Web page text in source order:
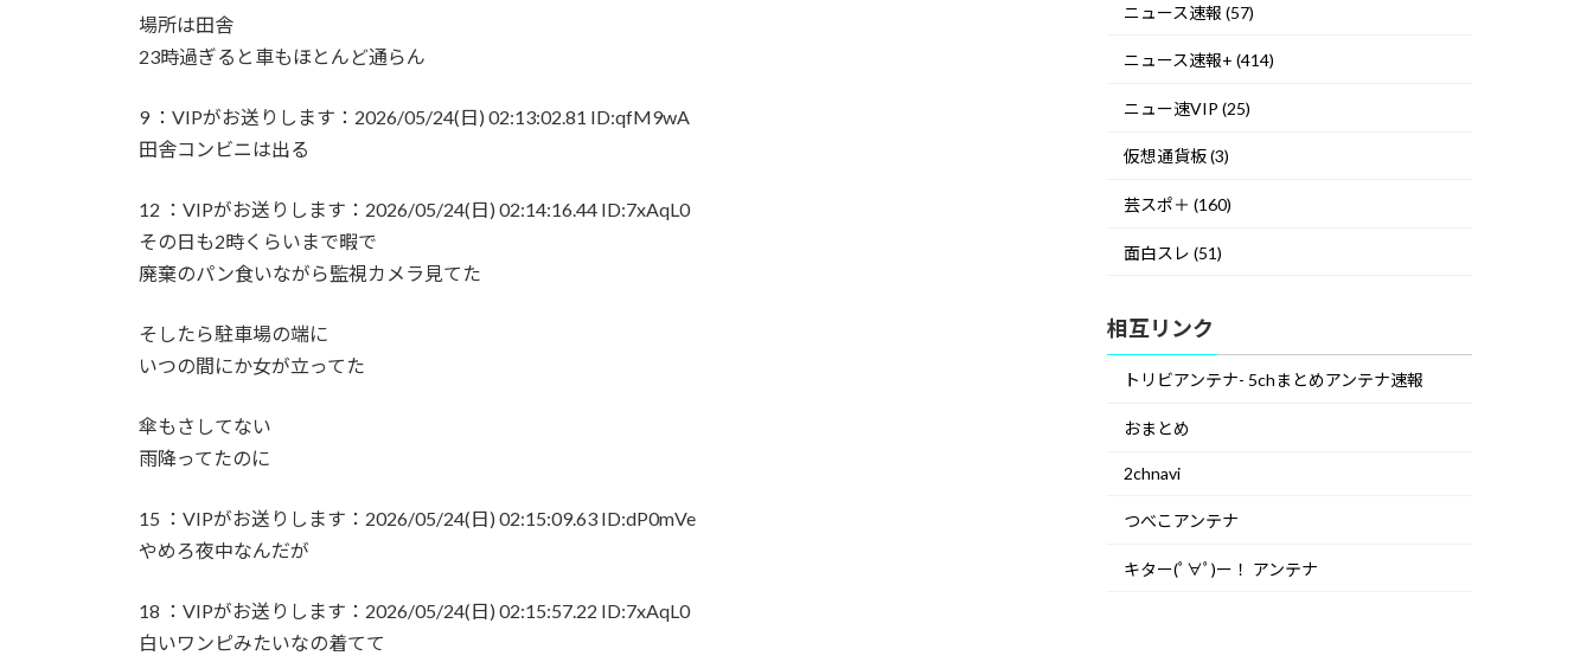
ひなーずでレゴランドに行く！
赤木野々花アナ おはよう日本【GIF動画あり】
あいみょん「私が乳出してるみたいな…きもすぎ」ネット上で出回るAI画像に苦言
【感謝】イコラブ人気メンバー・齋藤樹愛羅さんが『盛れ！ミ・アモーレ』を踊ってくださる
【ファッション】「同級生に笑われたことも」現役女子大生が「全身レギンス姿」で大学に通う理
由
【騒然】中西香菜さんの夫・福永活也さん「妻が出ていってしまいました」⇒真相発覚
粗品ってくっそ面白いのになんでジジイに嫌われてるんや？？？
プリズンブレイク、シーズン1を超えるドラマや映画世の中に存在しない説
場所は田舎
23時過ぎると車もほとんど通らん
9 ：VIPがお送りします：2026/05/24(日) 02:13:02.81 ID:qfM9wA
田舎コンビニは出る
12 ：VIPがお送りします：2026/05/24(日) 02:14:16.44 ID:7xAqL0
その日も2時くらいまで暇で
廃棄のパン食いながら監視カメラ見てた
そしたら駐車場の端に
いつの間にか女が立ってた
傘もさしてない
雨降ってたのに
15 ：VIPがお送りします：2026/05/24(日) 02:15:09.63 ID:dP0mVe
やめろ夜中なんだが
18 ：VIPがお送りします：2026/05/24(日) 02:15:57.22 ID:7xAqL0
白いワンピみたいなの着てて
ニュース速報 (57)
ニュース速報+ (414)
ニュー速VIP (25)
仮想通貨板 (3)
芸スポ＋ (160)
面白スレ (51)
相互リンク
トリビアンテナ- 5chまとめアンテナ速報
おまとめ
2chnavi
つべこアンテナ
キター(ﾟ∀ﾟ)ー！ アンテナ